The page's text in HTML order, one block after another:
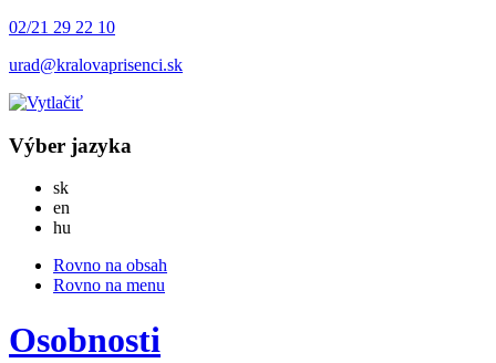
02/21 29 22 10
urad@kralovaprisenci.sk
Výber jazyka
skSlovensky
en
hu
Rovno na obsah
Rovno na menu
Osobnosti